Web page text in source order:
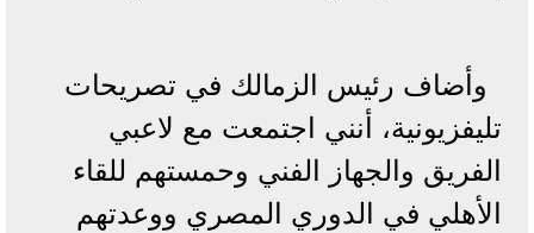
وأضاف رئيس الزمالك في تصريحات
تليفزيونية، أنني اجتمعت مع لاعبي
الفريق والجهاز الفني وحمستهم للقاء
الأهلي في الدوري المصري ووعدتهم